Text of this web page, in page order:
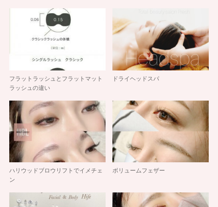
フラットラッシュとフラットマット
ラッシュの違い
ドライヘッドスパ
ハリウッドブロウリフトでイメチェ
ン
ボリュームフェザー